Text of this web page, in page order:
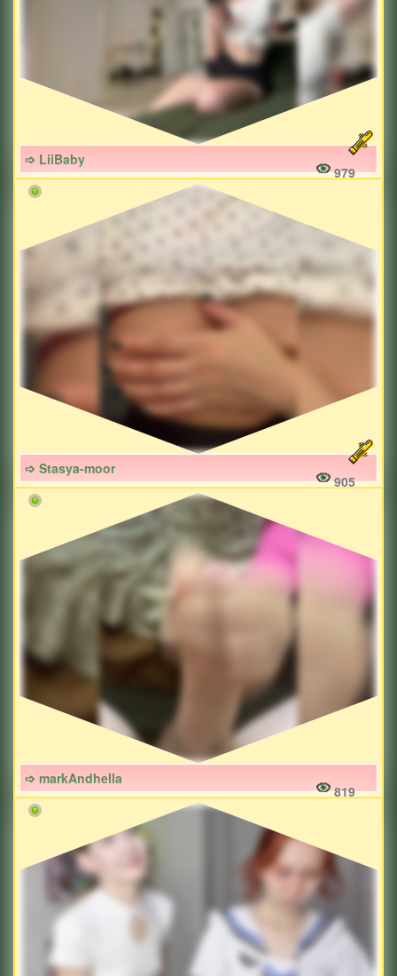
➩ LiiBaby
979
➩ Stasya-moor
905
➩ markAndhella
819